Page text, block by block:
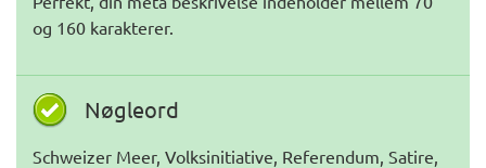
og 160 karakterer.
Nøgleord
Schweizer Meer, Volksinitiative, Referendum, Satire,